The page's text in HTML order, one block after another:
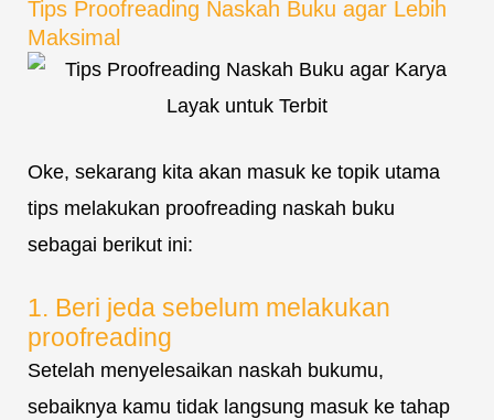
Tips Proofreading Naskah Buku agar Lebih
Maksimal
Oke, sekarang kita akan masuk ke topik utama
tips melakukan proofreading naskah buku
sebagai berikut ini:
1. Beri jeda sebelum melakukan
proofreading
Setelah menyelesaikan naskah bukumu,
sebaiknya kamu tidak langsung masuk ke tahap